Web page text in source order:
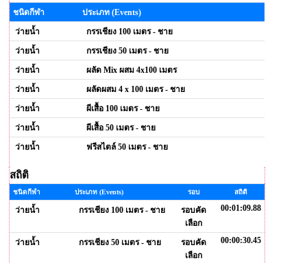
ชนิดกีฬา
ประเภท (Events)
ว่ายน้ำ
กรรเชียง 100 เมตร - ชาย
ว่ายน้ำ
กรรเชียง 50 เมตร - ชาย
ว่ายน้ำ
ผลัด Mix ผสม 4x100 เมตร
ว่ายน้ำ
ผลัดผสม 4 x 100 เมตร - ชาย
ว่ายน้ำ
ผีเสื้อ 100 เมตร - ชาย
ว่ายน้ำ
ผีเสื้อ 50 เมตร - ชาย
ว่ายน้ำ
ฟรีสไตล์ 50 เมตร - ชาย
สถิติ
ชนิดกีฬา ประเภท (Events) รอบ สถิติ
ว่ายน้ำ กรรเชียง 100 เมตร - ชาย
รอบคัด
เลือก
00:01:09.88
ว่ายน้ำ กรรเชียง 50 เมตร - ชาย
รอบคัด
เลือก
00:00:30.45